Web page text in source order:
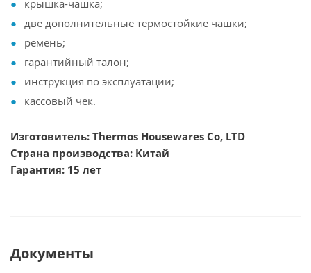
крышка-чашка;
две дополнительные термостойкие чашки;
ремень;
гарантийный талон;
инструкция по эксплуатации;
кассовый чек.
Изготовитель: Thermos Housewares Co, LTD
Страна производства: Китай
Гарантия: 15 лет
Документы